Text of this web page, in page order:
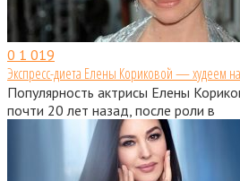
0 1 019
Экспресс-диета Елены Кориковой — худеем на
Популярность актрисы Елены
почти 20 лет назад, после роли в